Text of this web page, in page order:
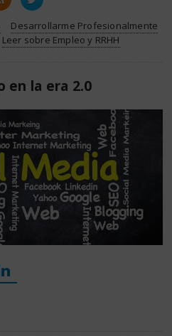
Desarrollarme Profesionalmente
Leer sobre Empleo y RRHH
en la era 2.0